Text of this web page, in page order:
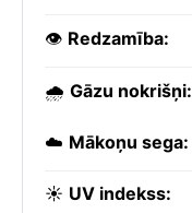
👁️ Redzamība:
🌧️ Gāzu nokrišņi:
☁️ Mākoņu sega:
☀️ UV indekss: